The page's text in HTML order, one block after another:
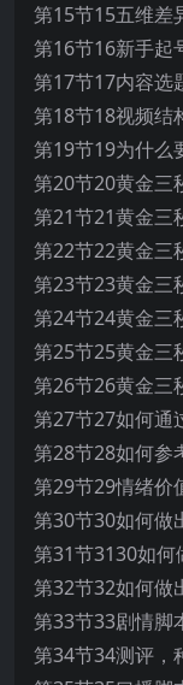
第15节15五维差
第16节16新手起
第17节17内容选
第18节18视频结
第19节19为什么
第20节20黄金三
第21节21黄金三
第22节22黄金三
第23节23黄金三
第24节24黄金三
第25节25黄金三
第26节26黄金三
第27节27如何通
第28节28如何参
第29节29情绪价
第30节30如何做
第31节3130如
第32节32如何做
第33节33剧情脚
第34节34测评，